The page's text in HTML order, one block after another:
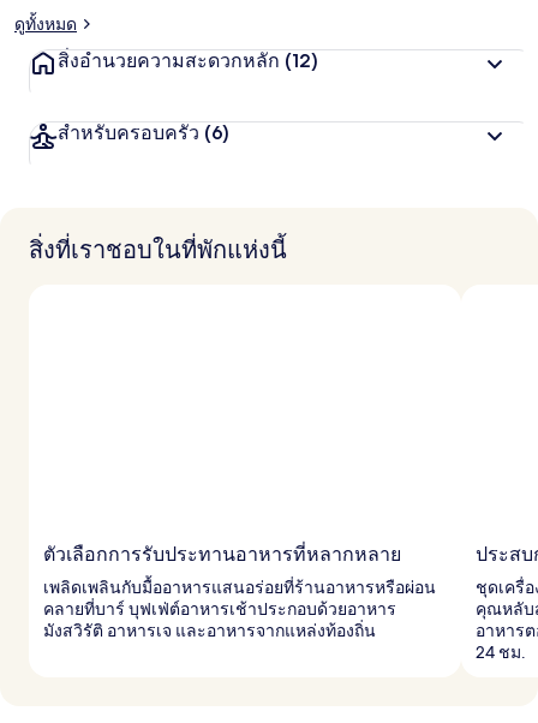
ดูทั้งหมด
สิ่งอำนวยความสะดวกหลัก (12)
สำหรับครอบครัว (6)
สิ่งที่เราชอบในที่พักแห่งนี้
ตัวเลือกการรับประทานอาหารที่หลากหลาย
เพลิดเพลินกับมื้ออาหารแสนอร่อยที่ร้านอาหารหรือผ่อน
คลายที่บาร์ บุฟเฟ่ต์อาหารเช้าประกอบด้วยอาหาร
มังสวิรัติ อาหารเจ และอาหารจากแหล่งท้องถิ่น
ประส
ชุดเครื่
คุณหลับ
อาหาร
24 ชม.